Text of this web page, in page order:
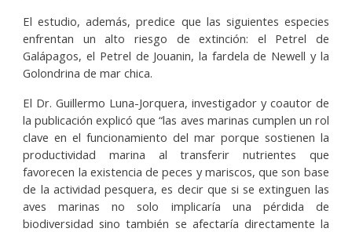
El estudio, además, predice que las siguientes especies
enfrentan un alto riesgo de extinción: el Petrel de
Galápagos, el Petrel de Jouanin, la fardela de Newell y la
Golondrina de mar chica.
El Dr. Guillermo Luna-Jorquera, investigador y coautor de
la publicación explicó que “las aves marinas cumplen un rol
clave en el funcionamiento del mar porque sostienen la
productividad marina al transferir nutrientes que
favorecen la existencia de peces y mariscos, que son base
de la actividad pesquera, es decir que si se extinguen las
aves marinas no solo implicaría una pérdida de
biodiversidad sino también se afectaría directamente la